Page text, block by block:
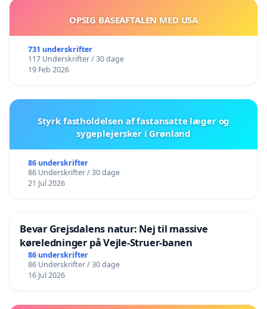
OPSIG BASEAFTALEN MED USA
731 underskrifter
117 Underskrifter / 30 dage
19 Feb 2026
Styrk fastholdelsen af fastansatte læger og
sygeplejersker i Grønland
86 underskrifter
86 Underskrifter / 30 dage
21 Jul 2026
Bevar Grejsdalens natur: Nej til massive
køreledninger på Vejle-Struer-banen
86 underskrifter
86 Underskrifter / 30 dage
16 Jul 2026